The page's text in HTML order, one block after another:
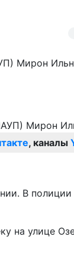
Мирон
, каналы
В полиции
на улице